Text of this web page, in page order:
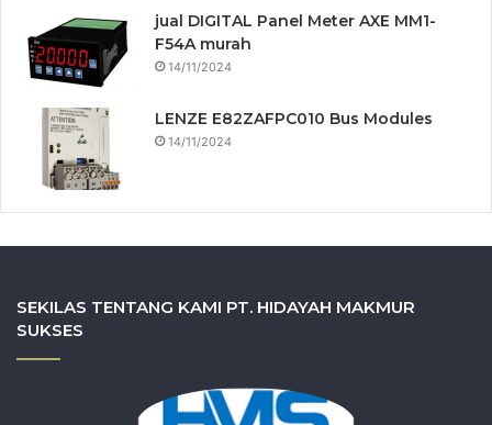
jual DIGITAL Panel Meter AXE MM1-
F54A murah
14/11/2024
LENZE E82ZAFPC010 Bus Modules
14/11/2024
SEKILAS TENTANG KAMI PT. HIDAYAH MAKMUR
SUKSES